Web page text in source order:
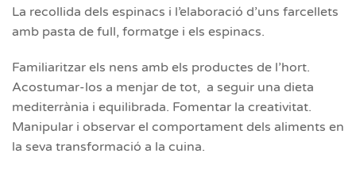
La recollida dels espinacs i l’elaboració d’uns farcellets
amb pasta de full, formatge i els espinacs.
Familiaritzar els nens amb els productes de l’hort.
Acostumar-los a menjar de tot, a seguir una dieta
mediterrània i equilibrada. Fomentar la creativitat.
Manipular i observar el comportament dels aliments en
la seva transformació a la cuina.